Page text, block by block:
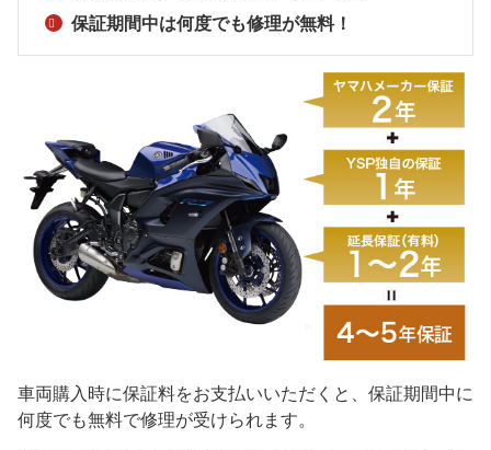
保証期間中は何度でも修理が無料！
車両購入時に保証料をお支払いいただくと、保証期間中に
何度でも無料で修理が受けられます。